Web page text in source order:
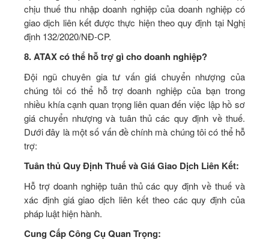
chịu thuế thu nhập doanh nghiệp của doanh nghiệp có
giao dịch liên kết được thực hiện theo quy định tại Nghị
định 132/2020/NĐ-CP.
8. ATAX có thể hỗ trợ gì cho doanh nghiệp?
Đội ngũ chuyên gia tư vấn giá chuyển nhượng của
chúng tôi có thể hỗ trợ doanh nghiệp của bạn trong
nhiều khía cạnh quan trọng liên quan đến việc lập hồ sơ
giá chuyển nhượng và tuân thủ các quy định về thuế.
Dưới đây là một số vấn đề chính mà chúng tôi có thể hỗ
trợ:
Tuân thủ Quy Định Thuế và Giá Giao Dịch Liên Kết:
Hỗ trợ doanh nghiệp tuân thủ các quy định về thuế và
xác định giá giao dịch liên kết theo các quy định của
pháp luật hiện hành.
Cung Cấp Công Cụ Quan Trọng: